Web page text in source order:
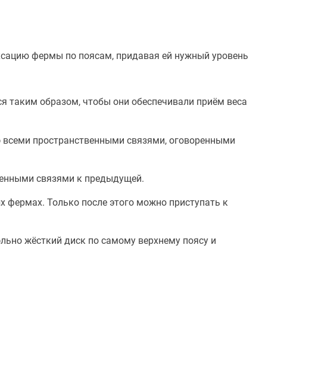
фермы по поясам, придавая ей нужный уровень
образом, чтобы они обеспечивали приём веса
пространственными связями, оговоренными
связями к предыдущей.
Только после этого можно приступать к
жёсткий диск по самому верхнему поясу и